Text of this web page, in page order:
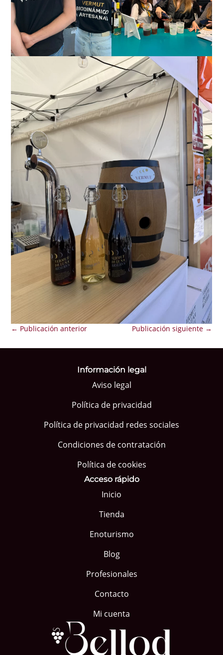
← Publicación anterior Publicación siguiente→
Información legal
Aviso legal
Política de privacidad
Política de privacidad redes sociales
Condiciones de contratación
Política de cookies
Acceso rápido
Inicio
Tienda
Enoturismo
Blog
Profesionales
Contacto
Mi cuenta